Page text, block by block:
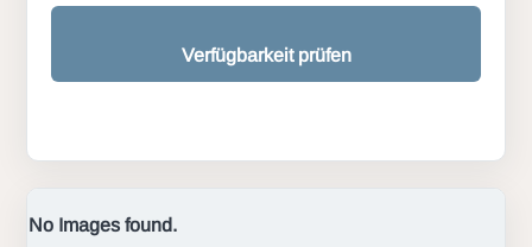
Verfügbarkeit prüfen
No Images found.